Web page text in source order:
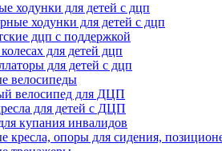
ходунки для детей с дцп
ходунки для детей с дцп
дцп с поддержкой
для детей дцп
для детей с дцп
велосипеды
велосипед для ДЦП
для детей с ДЦП
купания инвалидов
кресла, опоры для сидения,